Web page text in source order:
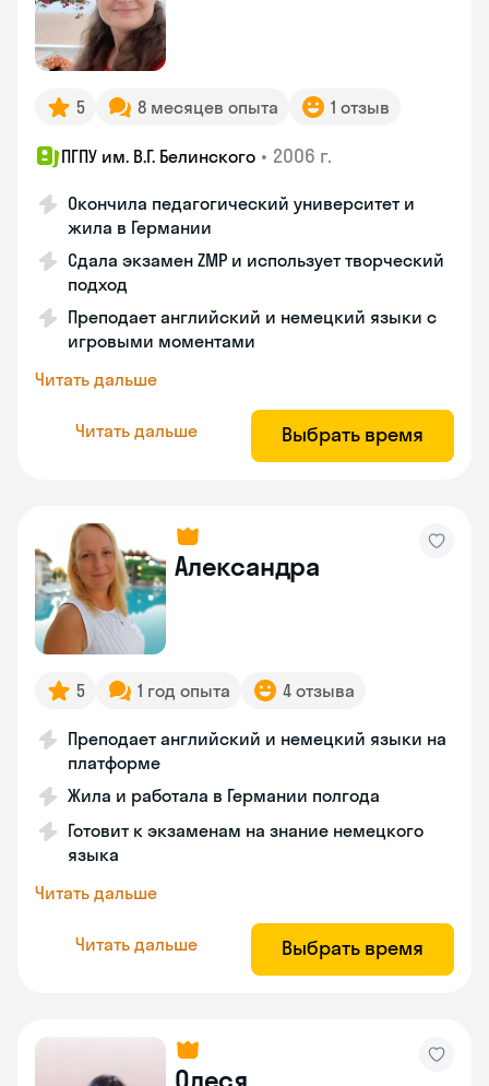
5 8 месяцев опыта 1 отзыв
ПГПУ им. В.Г. Белинского • 2006 г.
Окончила педагогический университет и
жила в Германии
Сдала экзамен ZMP и использует творческий
подход
Преподает английский и немецкий языки с
игровыми моментами
Читать дальше
Читать дальше Выбрать время
Александра
5 1 год опыта 4 отзыва
Преподает английский и немецкий языки на
платформе
Жила и работала в Германии полгода
Готовит к экзаменам на знание немецкого
языка
Читать дальше
Читать дальше Выбрать время
Олеся